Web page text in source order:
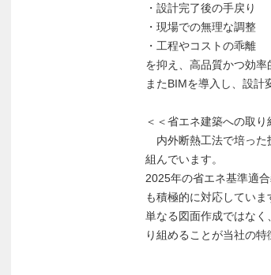
・設計完了後の手戻り
・現場での無理な調整
・工程やコストの乖離
を抑え、高品質かつ効率
またBIMを導入し、設計
＜＜省エネ建築への取り
内外断熱工法で培った
組んでいます。
2025年の省エネ基準適
も積極的に対応していま
単なる図面作成ではな
り組めることが当社の特